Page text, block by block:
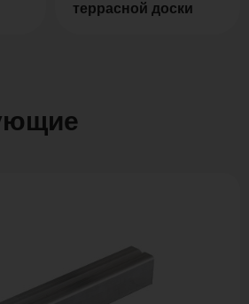
террасной доски